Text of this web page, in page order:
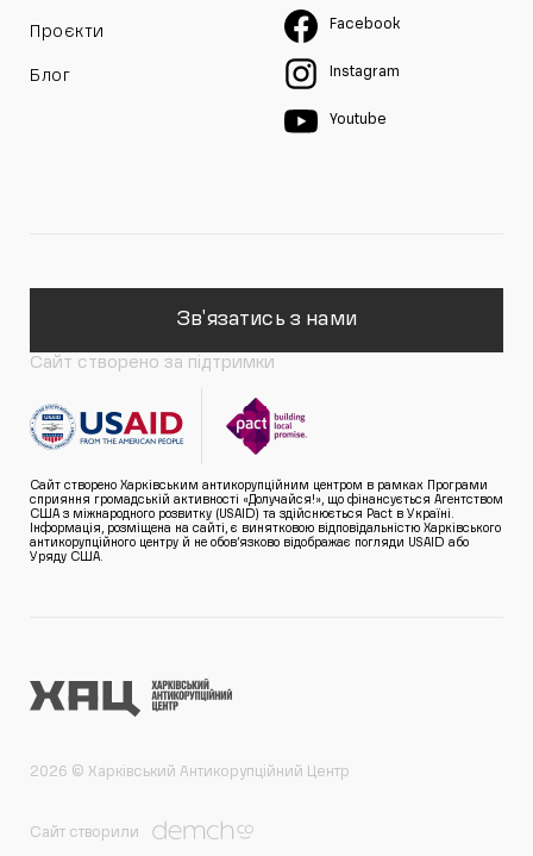
Проєкти
Блог
Facebook
Instagram
Youtube
Зв'язатись з нами
Сайт створено за підтримки
Сайт створено Харківським антикорупційним центром в рамках Програми
сприяння громадській активності «Долучайся!», що фінансується Агентством
США з міжнародного розвитку (USAID) та здійснюється Pact в Україні.
Інформація, розміщена на сайті, є винятковою відповідальністю Харківського
антикорупційного центру й не обов’язково відображає погляди USAID або
Уряду США.
2026 © Харківський Антикорупційний Центр
Сайт створили